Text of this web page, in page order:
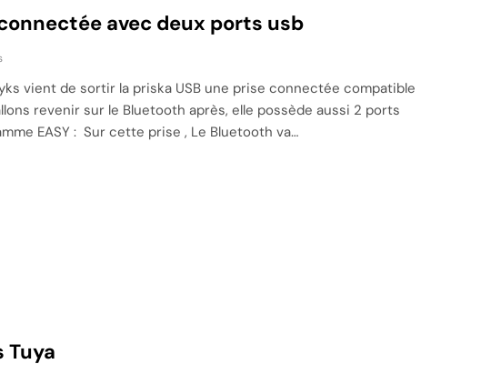
avec deux ports usb
vient de sortir la priska USB une prise connectée compatible
revenir sur le Bluetooth après, elle possède aussi 2 ports
EASY : Sur cette prise , Le Bluetooth va…
Tuya